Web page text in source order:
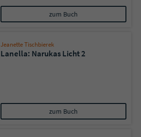
zum Buch
Jeanette Tischbierek
Lanella: Narukas Licht 2
zum Buch